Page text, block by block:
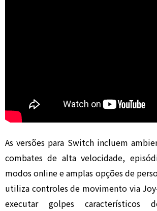
As versões para Switch incluem
combates de alta velocidade,
modos online e amplas opções de
utiliza controles de movimento via
executar golpes característicos